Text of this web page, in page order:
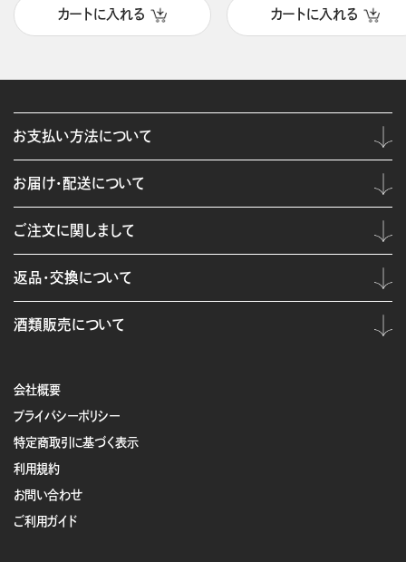
カートに入れる カートに入れる
会社概要
プライバシーポリシー
特定商取引に基づく表示
利用規約
お問い合わせ
ご利用ガイド
お支払い方法について
お届け・配送について
ご注文に関しまして
返品・交換について
酒類販売について